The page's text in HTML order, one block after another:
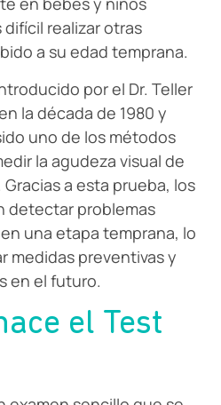
realizar otras
a su edad temprana.
por el Dr. Teller
la década de 1980 y
uno de los métodos
la agudeza visual de
a esta prueba, los
detectar problemas
una etapa temprana, lo
medidas preventivas y
en el futuro.
el Test